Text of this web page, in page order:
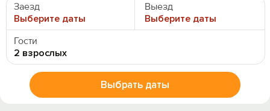
Заезд
Выберите даты
Выезд
Выберите даты
Гости
2 взрослых
Выбрать даты